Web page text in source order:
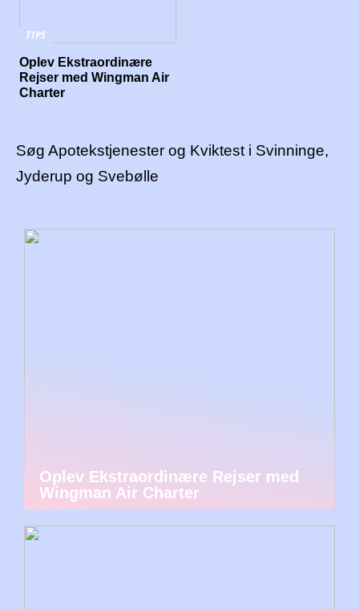
TIPS
Oplev Ekstraordinære
Rejser med Wingman Air
Charter
Søg Apotekstjenester og Kviktest i Svinninge,
Jyderup og Svebølle
Oplev Ekstraordinære Rejser med
Wingman Air Charter